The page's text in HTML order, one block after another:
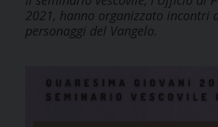
2021, hanno organizzato incontri
personaggi del Vangelo.